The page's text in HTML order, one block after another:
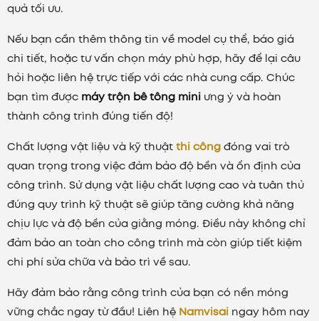
quả tối ưu.
Nếu bạn cần thêm thông tin về model cụ thể, báo giá
chi tiết, hoặc tư vấn chọn máy phù hợp, hãy để lại câu
hỏi hoặc liên hệ trực tiếp với các nhà cung cấp. Chúc
bạn tìm được máy trộn bê tông mini ưng ý và hoàn
thành công trình đúng tiến độ!
Chất lượng vật liệu và kỹ thuậtthi côngđóng vai trò
quan trọng trong việc đảm bảo độ bền và ổn định của
công trình. Sử dụng vật liệu chất lượng cao và tuân thủ
đúng quy trình kỹ thuật sẽ giúp tăng cường khả năng
chịu lực và độ bền của giằng móng. Điều này không chỉ
đảm bảo an toàn cho công trình mà còn giúp tiết kiệm
chi phí sửa chữa và bảo trì về sau.
Hãy đảm bảo rằng công trình của bạn có nền móng
vững chắc ngay từ đầu! Liên hệ Namvisai ngay hôm nay